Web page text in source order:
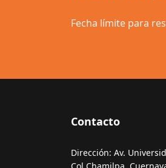
Fecha límite para
Contacto
Dirección: Av.
Col Chamilpa,